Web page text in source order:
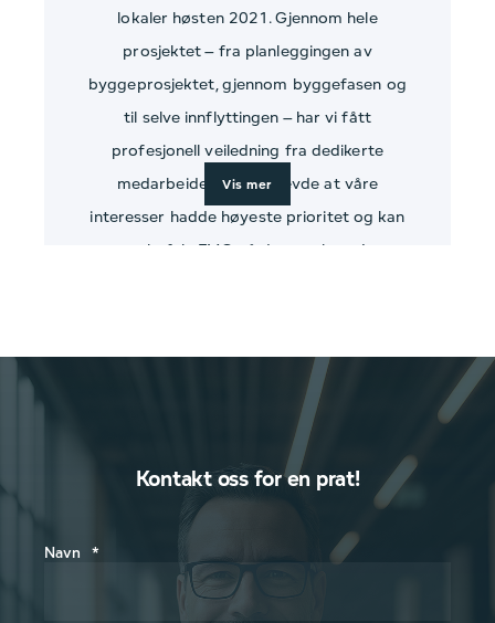
lokaler høsten 2021. Gjennom hele
prosjektet – fra planleggingen av
byggeprosjektet, gjennom byggefasen og
til selve innflyttingen – har vi fått
profesjonell veiledning fra dedikerte
medarbeidere. Vi opplevde at våre
interesser hadde høyeste prioritet og kan
anbefale FMG på det sterkeste!
Boligbygg Oslo KF
Dag Einar Thorvaldsen, Prosjektleder
Relokator tilførte kunnskap,
Vis mer
Kontakt oss for en prat!
Navn *